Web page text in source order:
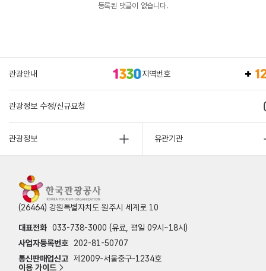
등록된 댓글이 없습니다.
관광안내 지역번호
관광정보 수정/신규요청
관광정보 유관기관
(26464) 강원특별자치도 원주시 세계로 10
대표전화 033-738-3000 (유료, 평일 09시~18시)
사업자등록번호
202-81-50707
통신판매업신고 제2009-서울중구-1234호
이용 가이드